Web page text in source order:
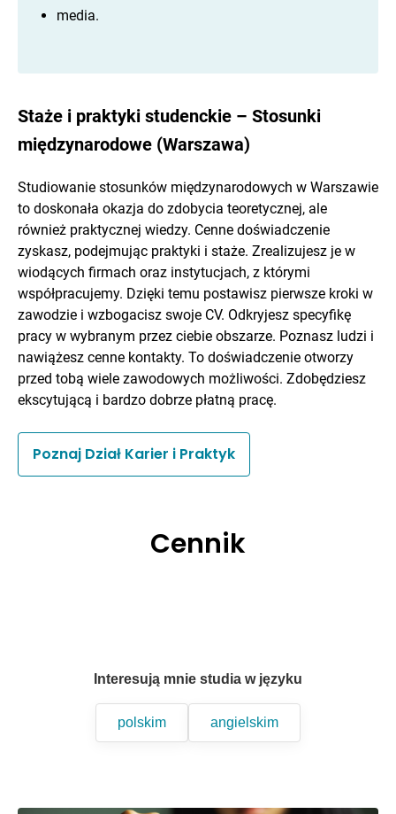
media.
Staże i praktyki studenckie – Stosunki
międzynarodowe (Warszawa)
Studiowanie stosunków międzynarodowych w Warszawie
to doskonała okazja do zdobycia teoretycznej, ale
również praktycznej wiedzy. Cenne doświadczenie
zyskasz, podejmując praktyki i staże. Zrealizujesz je w
wiodących firmach oraz instytucjach, z którymi
współpracujemy. Dzięki temu postawisz pierwsze kroki w
zawodzie i wzbogacisz swoje CV. Odkryjesz specyfikę
pracy w wybranym przez ciebie obszarze. Poznasz ludzi i
nawiążesz cenne kontakty. To doświadczenie otworzy
przed tobą wiele zawodowych możliwości. Zdobędziesz
ekscytującą i bardzo dobrze płatną pracę.
Poznaj Dział Karier i Praktyk
Cennik
Interesują mnie studia w języku
polskim angielskim